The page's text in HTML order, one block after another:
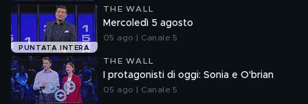
PUNTATA INTERA
THE WALL
Mercoledì 5 agosto
05 ago | Canale 5
THE WALL
I protagonisti di oggi: Sonia e O'brian
05 ago | Canale 5